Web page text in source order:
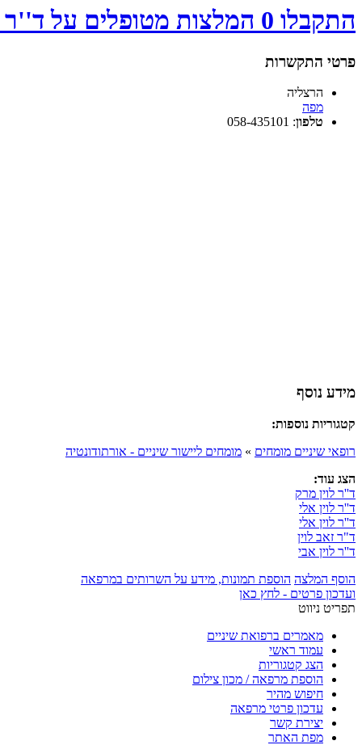
התקבלו 0 המלצות מטופלים על ד''ר וינשטוק לוין תמר - לחץ
פרטי התקשרות
הרצליה
מפה
טלפון:
058-435101
מידע נוסף
קטגוריות נוספות:
רופאי שיניים מומחים » מומחים ליישור שיניים - אורתודונטיה
הצג עוד:
ד''ר לוין מרק
ד''ר לוין אלי
ד''ר לוין אלי
ד"ר זאב לוין
ד''ר לוין אבי
הוסף המלצה הוספת תמונות, מידע על השרותים במרפאה
ועדכון פרטים - לחץ כאן
תפריט ניווט
מאמרים ברפואת שיניים
עמוד ראשי
הצג קטגוריות
הוספת מרפאה / מכון צילום
חיפוש מהיר
עדכון פרטי מרפאה
יצירת קשר
מפת האתר